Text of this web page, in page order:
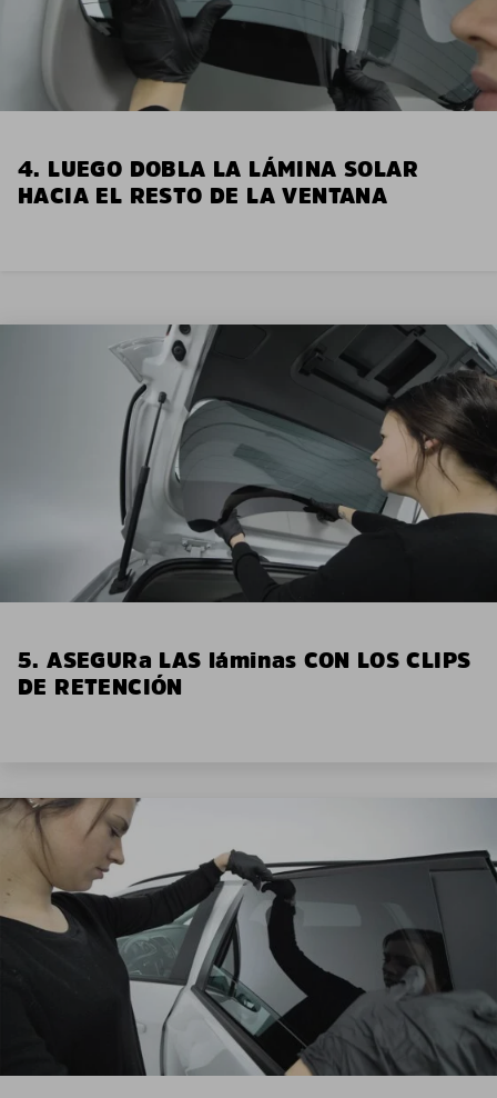
4. LUEGO DOBLA LA LÁMINA SOLAR
HACIA EL RESTO DE LA VENTANA
5. ASEGURa LAS láminas CON LOS CLIPS
DE RETENCIÓN